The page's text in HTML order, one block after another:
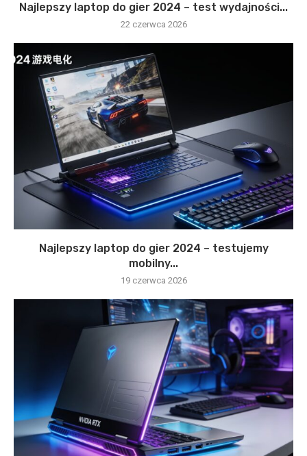
Najlepszy laptop do gier 2024 – test wydajności...
22 czerwca 2026
Najlepszy laptop do gier 2024 – testujemy
mobilny...
19 czerwca 2026